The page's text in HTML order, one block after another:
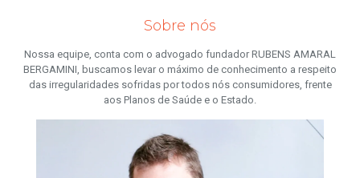
Sobre nós
Nossa equipe, conta com o advogado fundador RUBENS AMARAL
BERGAMINI, buscamos levar o máximo de conhecimento a respeito
das irregularidades sofridas por todos nós consumidores, frente
aos Planos de Saúde e o Estado.